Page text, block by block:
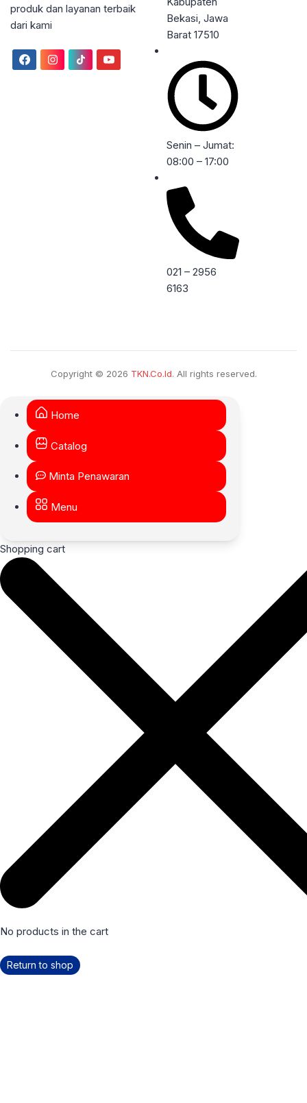
produk dan layanan terbaik
dari kami
Bekasi, Jawa
Barat 17510
Senin – Jumat:
08:00 – 17:00
021 – 2956
6163
Copyright © 2026 TKN.Co.Id. All rights reserved.
Home
Catalog
Minta Penawaran
Menu
Shopping cart
No products in the cart
Return to shop